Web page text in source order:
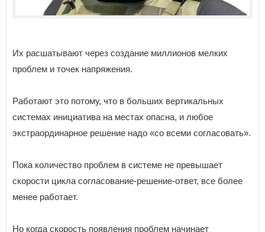
Их расшатывают через создание миллионов мелких
проблем и точек напряжения.
Работают это потому, что в больших вертикальных
системах инициатива на местах опасна, и любое
экстраординарное решение надо «со всеми согласовать».
Пока количество проблем в системе не превышает
скорости цикла согласование-решение-ответ, все более
менее работает.
Но когда скорость появления проблем начинает